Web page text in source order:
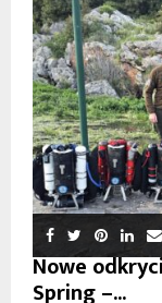
Nowe
Spring –...